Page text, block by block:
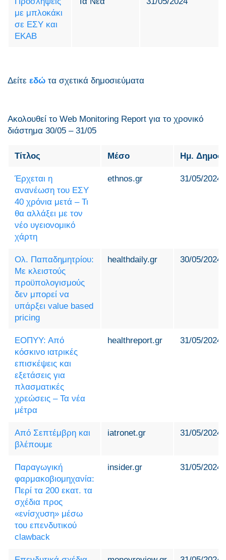
με μπλοκάκι
σε ΕΣΥ και
ΕΚΑΒ
Δείτε εδώ τα σχετικά δημοσιεύματα
Ακολουθεί το Web Monitoring Report για τo χρονικό
διάστημα 30/05 – 31/05
Τίτλος Μέσο Ημ.
Έρχεται η
ανανέωση του ΕΣΥ
40 χρόνια μετά – Τι
θα αλλάξει με τον
νέο υγειονομικό
χάρτη
ethnos.gr 31/05/2024
Ολ. Παπαδημητρίου:
Με κλειστούς
προϋπολογισμούς
δεν μπορεί να
υπάρξει value based
pricing
healthdaily.gr 30/05/2024
ΕΟΠΥΥ: Από
κόσκινο ιατρικές
επισκέψεις και
εξετάσεις για
πλασματικές
χρεώσεις – Τα νέα
μέτρα
healthreport.gr 31/05/2024
Aπό Σεπτέμβρη και
βλέπουμε
iatronet.gr 31/05/2024
Παραγωγική
φαρμακοβιομηχανία:
Περί τα 200 εκατ. τα
σχέδια προς
«ενίσχυση» μέσω
του επενδυτικού
clawback
insider.gr 31/05/2024